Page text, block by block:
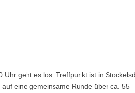
Uhr geht es los. Treffpunkt ist in
eine gemeinsame Runde über ca. 55